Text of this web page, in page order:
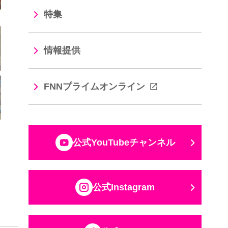
特集
情報提供
FNNプライムオンライン
公式YouTubeチャンネル
公式Instagram